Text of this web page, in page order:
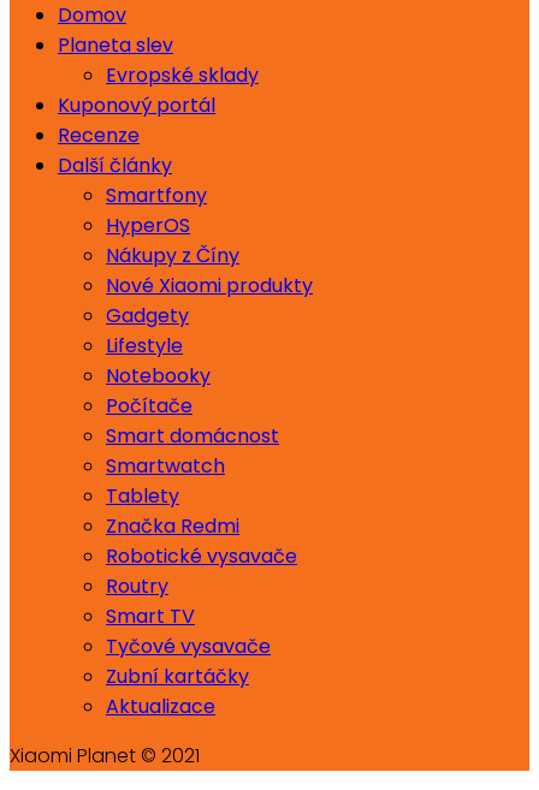
Domov
Planeta slev
Evropské sklady
Kuponový portál
Recenze
Další články
Smartfony
HyperOS
Nákupy z Číny
Nové Xiaomi produkty
Gadgety
Lifestyle
Notebooky
Počítače
Smart domácnost
Smartwatch
Tablety
Značka Redmi
Robotické vysavače
Routry
Smart TV
Tyčové vysavače
Zubní kartáčky
Aktualizace
Xiaomi Planet © 2021